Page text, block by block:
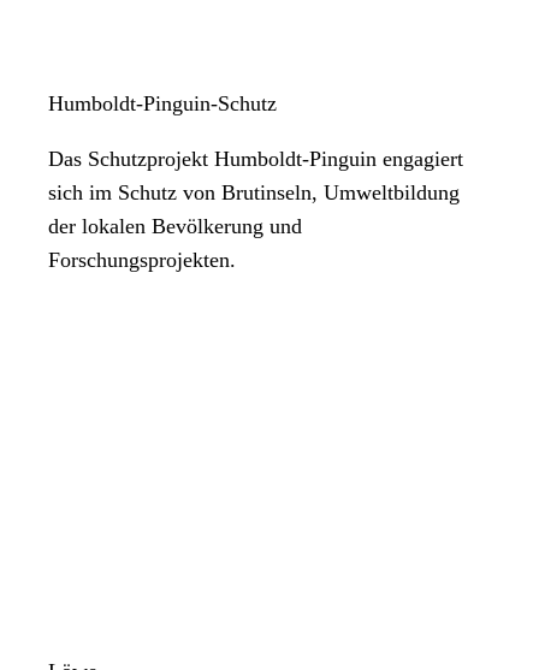
Humboldt-Pinguin-Schutz
Das Schutzprojekt Humboldt-Pinguin engagiert
sich im Schutz von Brutinseln, Umweltbildung
der lokalen Bevölkerung und
Forschungsprojekten.